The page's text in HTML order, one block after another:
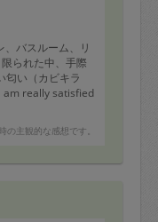
バスルーム、リ
られた中、手際
匂い（カビキラ
am really satisfied
の主観的な感想です。